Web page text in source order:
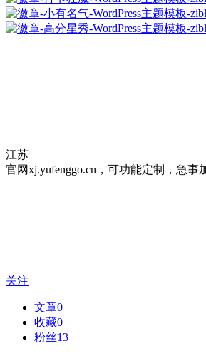
江苏
官网xj.yufenggo.cn，可功能定制，急事
关注
文章0
收藏0
粉丝13